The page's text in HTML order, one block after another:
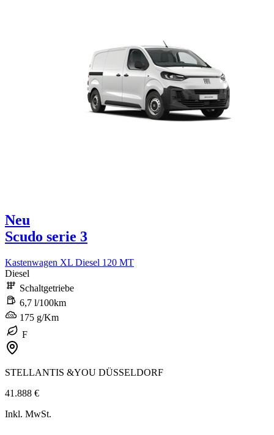
Neu
Scudo serie 3
Kastenwagen XL Diesel 120 MT
Diesel
Schaltgetriebe
6,7 l/100km
175 g/Km
F
STELLANTIS &YOU DÜSSELDORF
41.888 €
Inkl. MwSt.